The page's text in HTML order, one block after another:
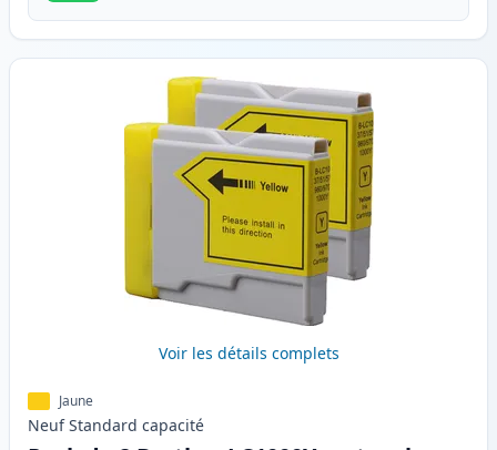
Voir les détails complets
Jaune
Neuf Standard capacité